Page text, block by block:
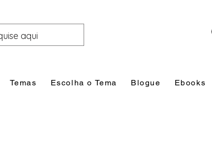
Temas Escolha o Tema Blogue Ebooks